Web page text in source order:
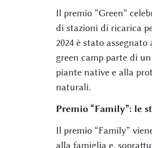
Il premio “Green”
di stazioni di ricarica
2024 è stato
green camp parte di
piante native e alla
naturali.
Premio “Family”: le
Il premio “Family”
alla famiglia e,